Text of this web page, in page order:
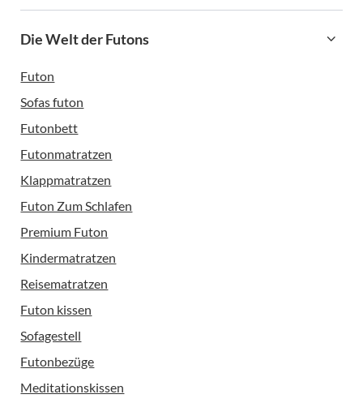
Die Welt der Futons
Futon
Sofas futon
Futonbett
Futonmatratzen
Klappmatratzen
Futon Zum Schlafen
Premium Futon
Kindermatratzen
Reisematratzen
Futon kissen
Sofagestell
Futonbezüge
Meditationskissen